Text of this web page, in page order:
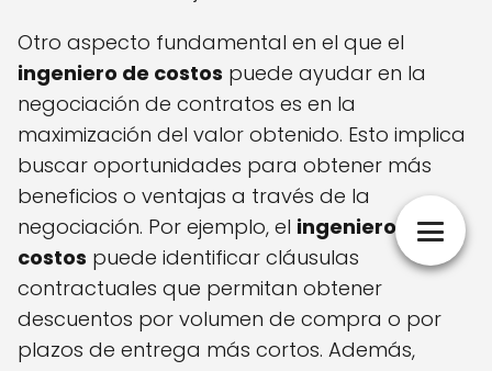
Otro aspecto fundamental en el que el
ingeniero de costos puede ayudar en la
negociación de contratos es en la
maximización del valor obtenido. Esto implica
buscar oportunidades para obtener más
beneficios o ventajas a través de la
negociación. Por ejemplo, el ingeniero de
costos puede identificar cláusulas
contractuales que permitan obtener
descuentos por volumen de compra o por
plazos de entrega más cortos. Además,